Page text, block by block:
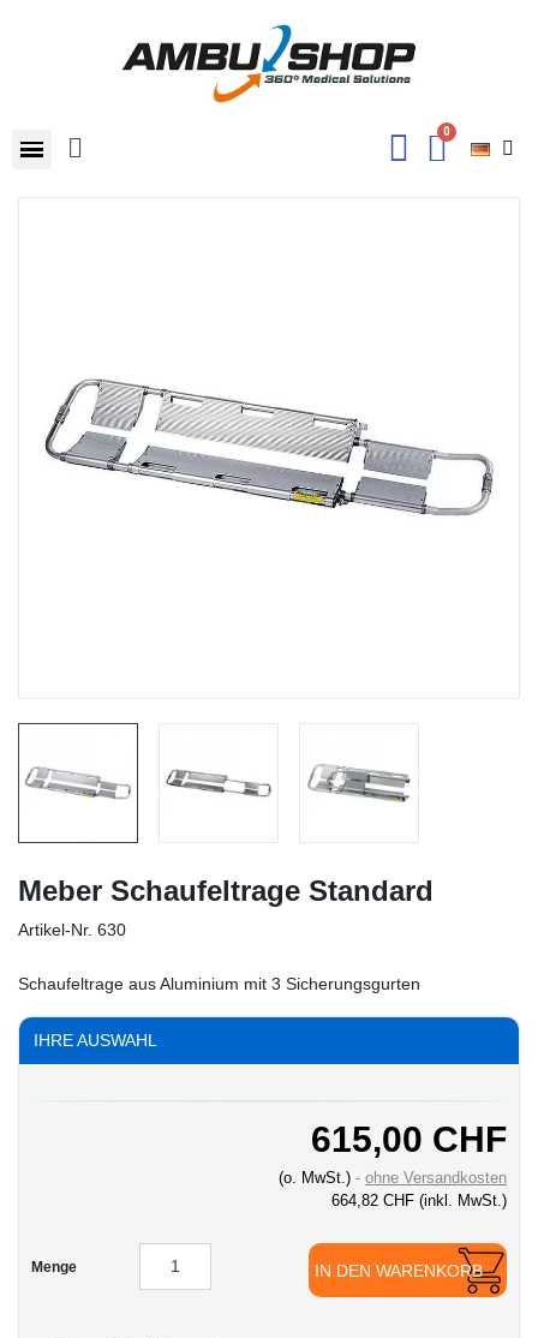
Meber Schaufeltrage Standard
Artikel-Nr. 630
Schaufeltrage aus Aluminium mit 3 Sicherungsgurten
IHRE AUSWAHL
615,00 CHF
(o. MwSt.)
ohne Versandkosten
664,82 CHF (inkl. MwSt.)
Menge IN DEN WARENKORB